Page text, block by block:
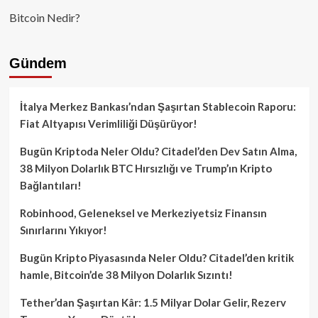
Bitcoin Nedir?
Gündem
İtalya Merkez Bankası’ndan Şaşırtan Stablecoin Raporu:
Fiat Altyapısı Verimliliği Düşürüyor!
Bugün Kriptoda Neler Oldu? Citadel’den Dev Satın Alma,
38 Milyon Dolarlık BTC Hırsızlığı ve Trump’ın Kripto
Bağlantıları!
Robinhood, Geleneksel ve Merkeziyetsiz Finansın
Sınırlarını Yıkıyor!
Bugün Kripto Piyasasında Neler Oldu? Citadel’den kritik
hamle, Bitcoin’de 38 Milyon Dolarlık Sızıntı!
Tether’dan Şaşırtan Kâr: 1.5 Milyar Dolar Gelir, Rezerv